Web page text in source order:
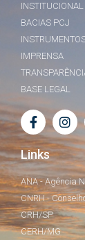
INSTITUCIONAL
BACIAS PCJ
IMPRENSA
BASE LEGAL
Links
ANA - Agência
CNRH -
CRH/SP
CERH/MG